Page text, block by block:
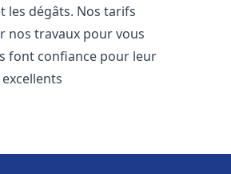
les dégâts. Nos tarifs
nos travaux pour vous
font confiance pour leur